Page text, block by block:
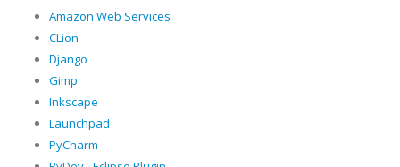
Amazon Web Services
CLion
Django
Gimp
Inkscape
Launchpad
PyCharm